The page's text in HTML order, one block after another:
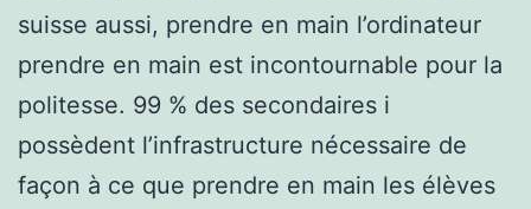
suisse aussi, prendre en main l’ordinateur
prendre en main est incontournable pour la
politesse. 99 % des secondaires i
possèdent l’infrastructure nécessaire de
façon à ce que prendre en main les élèves